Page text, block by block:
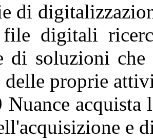
di
digitali
di soluzioni
proprie
acquista
e